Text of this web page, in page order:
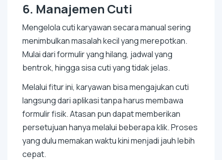
6. Manajemen Cuti
Mengelola cuti karyawan secara manual sering
menimbulkan masalah kecil yang merepotkan.
Mulai dari formulir yang hilang, jadwal yang
bentrok, hingga sisa cuti yang tidak jelas.
Melalui fitur ini, karyawan bisa mengajukan cuti
langsung dari aplikasi tanpa harus membawa
formulir fisik. Atasan pun dapat memberikan
persetujuan hanya melalui beberapaklik. Proses
yang dulu memakan waktu kini menjadi jauh lebih
cepat.